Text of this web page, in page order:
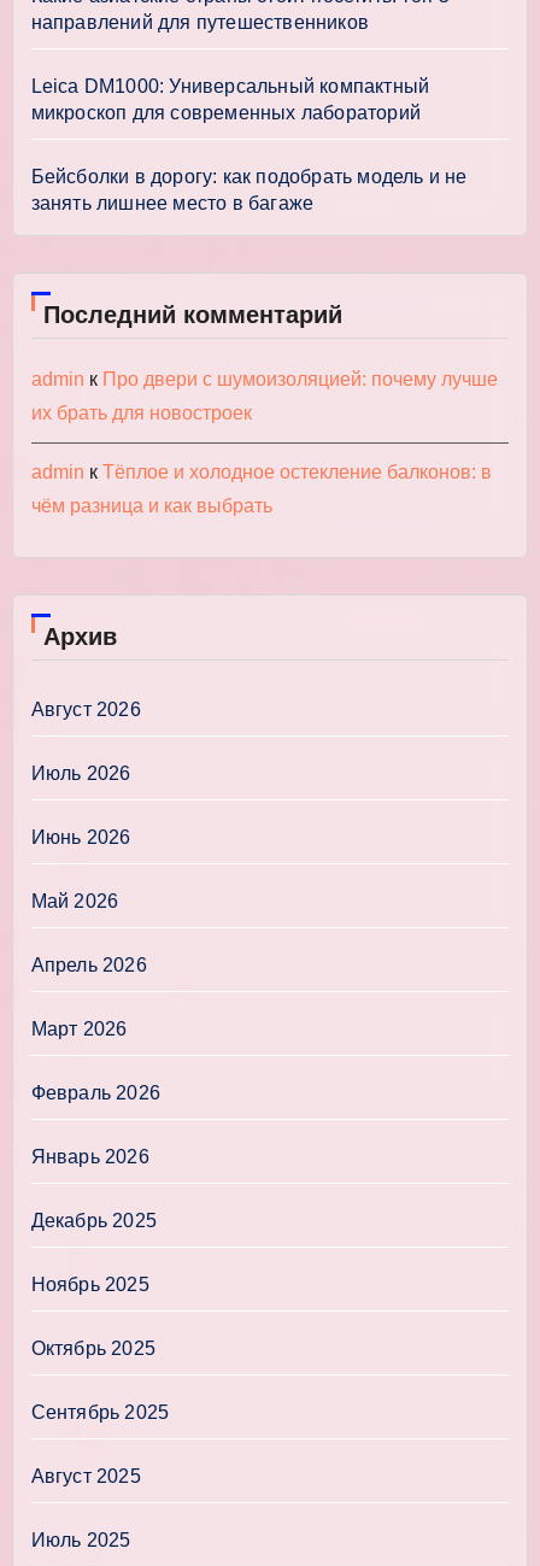
направлений для путешественников
Leica DM1000: Универсальный компактный
микроскоп для современных лабораторий
Бейсболки в дорогу: как подобрать модель и не
занять лишнее место в багаже
Последний комментарий
admin к Про двери с шумоизоляцией: почему лучше
их брать для новостроек
admin к Тёплое и холодное остекление балконов: в
чём разница и как выбрать
Архив
Август 2026
Июль 2026
Июнь 2026
Май 2026
Апрель 2026
Март 2026
Февраль 2026
Январь 2026
Декабрь 2025
Ноябрь 2025
Октябрь 2025
Сентябрь 2025
Август 2025
Июль 2025